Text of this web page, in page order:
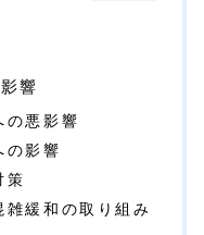
響
の悪影響
の影響
策
雑緩和の取り組み